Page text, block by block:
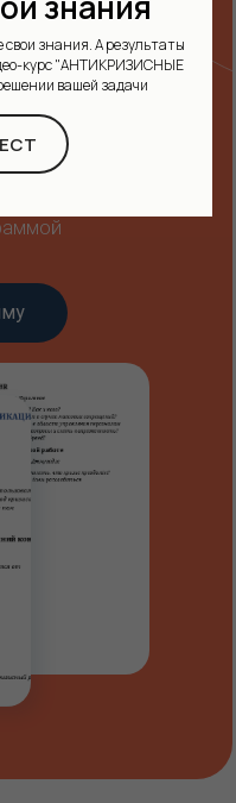
знания. А результаты
курс "АНТИКРИЗИСНЫЕ
вашей задачи